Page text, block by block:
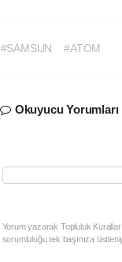
#SAMSUN #ATOM
Okuyucu Yorumları
Yorum yazarak Topluluk
sorumluluğu tek başınıza